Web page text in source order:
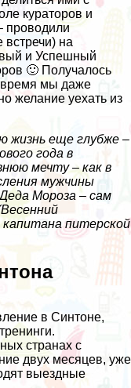
кураторов и
проводили
на
и Успешный
🙂 Получалось
время мы даже
желание уехать из
жизнь еще глубже –
года в
мечту – как в
мужчины
Мороза – сам
капитана питерской
в Синтоне,
странах с
двух месяцев, уже
выездные